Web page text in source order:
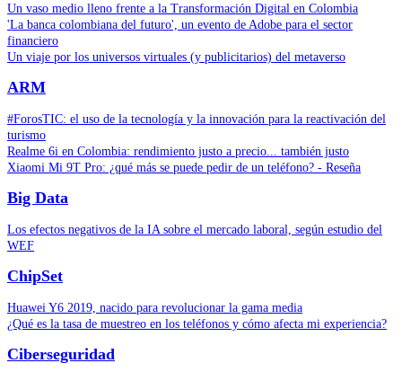
Un vaso medio lleno frente a la Transformación Digital en Colombia
'La banca colombiana del futuro', un evento de Adobe para el sector
financiero
Un viaje por los universos virtuales (y publicitarios) del metaverso
ARM
#ForosTIC: el uso de la tecnología y la innovación para la reactivación del
turismo
Realme 6i en Colombia: rendimiento justo a precio... también justo
Xiaomi Mi 9T Pro: ¿qué más se puede pedir de un teléfono? - Reseña
Big Data
Los efectos negativos de la IA sobre el mercado laboral, según estudio del
WEF
ChipSet
Huawei Y6 2019, nacido para revolucionar la gama media
¿Qué es la tasa de muestreo en los teléfonos y cómo afecta mi experiencia?
Ciberseguridad